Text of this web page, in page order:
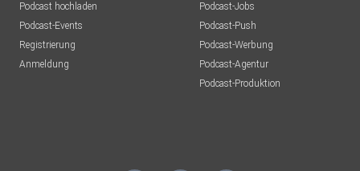
Podcast hochladen
Podcast-Events
Registrierung
Anmeldung
Podcast-Jobs
Podcast-Push
Podcast-Werbung
Podcast-Agentur
Podcast-Produktion